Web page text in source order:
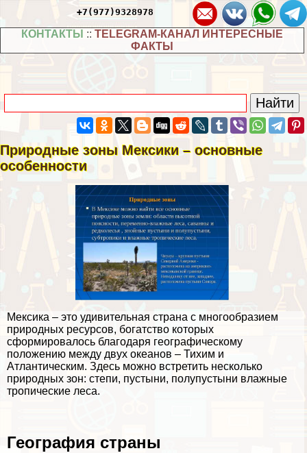
+7(977)9328978
КОНТАКТЫ :: TELEGRAM-КАНАЛ ИНТЕРЕСНЫЕ
ФАКТЫ
Природные зоны Мексики – основные
особенности
Мексика – это удивительная страна с многообразием
природных ресурсов, богатство которых
сформировалось благодаря географическому
положению между двух океанов – Тихим и
Атлантическим. Здесь можно встретить несколько
природных зон: степи, пустыни, полупустыни влажные
тропические леса.
География страны